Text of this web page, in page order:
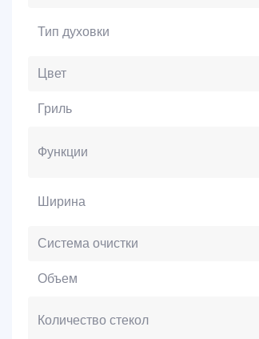
Тип духовки
Цвет
Гриль
Функции
Ширина
Система очистки
Объем
Количество стекол